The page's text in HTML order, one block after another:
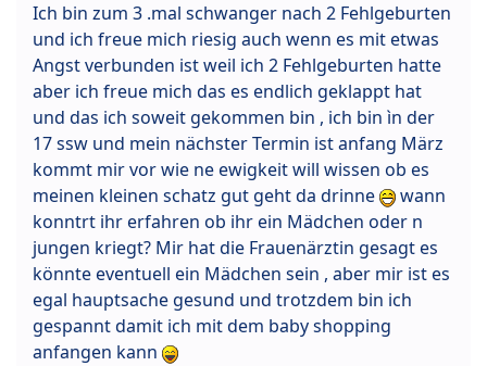
Ich bin zum 3 .mal schwanger nach 2 Fehlgeburten
und ich freue mich riesig auch wenn es mit etwas
Angst verbunden ist weil ich 2 Fehlgeburten hatte
aber ich freue mich das es endlich geklappt hat
und das ich soweit gekommen bin , ich bin ìn der
17 ssw und mein nächster Termin ist anfang März
kommt mir vor wie ne ewigkeit will wissen ob es
meinen kleinen schatz gut geht da drinne
wann
konntrt ihr erfahren ob ihr ein Mädchen oder n
jungen kriegt? Mir hat die Frauenärztin gesagt es
könnte eventuell ein Mädchen sein , aber mir ist es
egal hauptsache gesund und trotzdem bin ich
gespannt damit ich mit dem baby shopping
anfangen kann